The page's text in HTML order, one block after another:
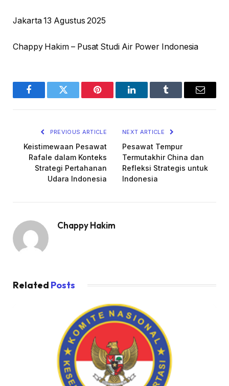
Jakarta 13 Agustus 2025
Chappy Hakim – Pusat Studi Air Power Indonesia
FacebookTwitter Pinterest LinkedInTumblr Email
PREVIOUS ARTICLE
Keistimewaan Pesawat
Rafale dalam Konteks
Strategi Pertahanan
Udara Indonesia
NEXT ARTICLE
Pesawat Tempur
Termutakhir China dan
Refleksi Strategis untuk
Indonesia
Chappy Hakim
Related Posts